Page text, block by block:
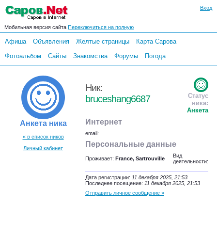
Вход
Мобильная версия сайта Переключиться на полную
Афиша Объявления Желтые страницы
Карта Сарова
Фотоальбом
Сайты Знакомства Форумы Погода
Анкета ника
« в список ников
Личный кабинет
Ник:
bruceshang6687
Статус
ника:
Анкета
Интернет
email:
Персональные данные
Проживает: France, Sartrouville
Вид
деятельности:
Дата регистрации: 11 декабря 2025, 21:53
Последнее посещение: 11 декабря 2025, 21:53
Отправить личное сообщение »